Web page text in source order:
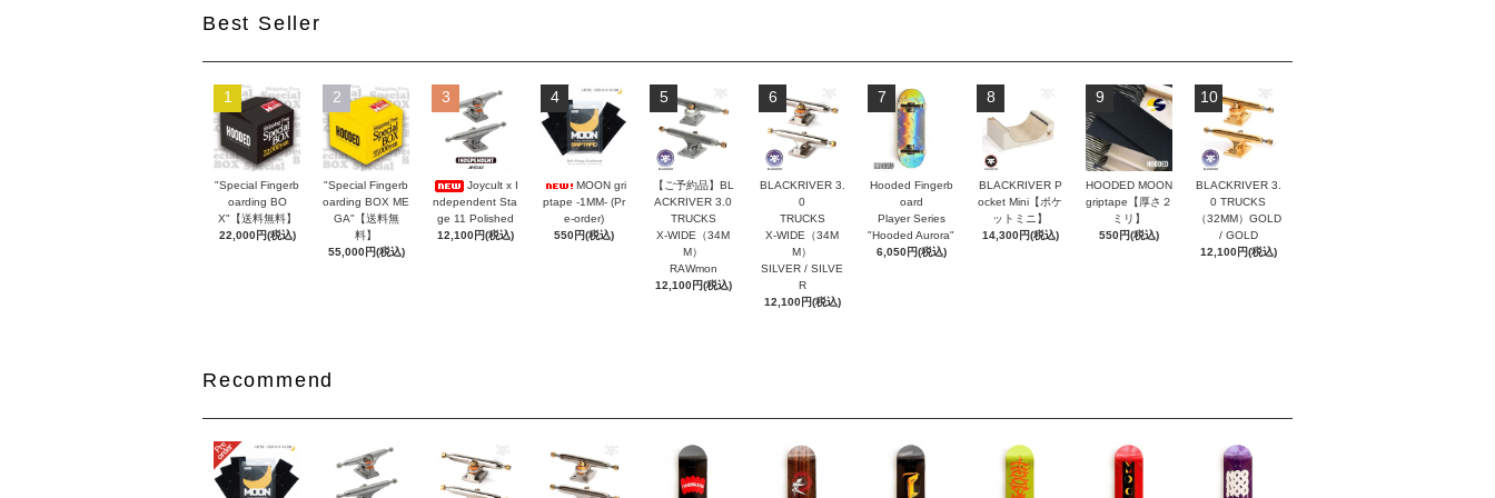
Best Seller
1
"Special Fingerb
oarding BO
X"【送料無料】
22,000円(税込)
2
"Special Fingerb
oarding BOX ME
GA"【送料無
料】
55,000円(税込)
3
Joycult x I
ndependent Sta
ge 11 Polished
12,100円(税込)
4
MOON gri
ptape -1MM- (Pr
e-order)
550円(税込)
5
【ご予約品】BL
ACKRIVER 3.0
TRUCKS
X-WIDE（34M
M）
RAWmon
12,100円(税込)
6
BLACKRIVER 3.
0
TRUCKS
X-WIDE（34M
M）
SILVER / SILVE
R
12,100円(税込)
7
Hooded Fingerb
oard
Player Series
"Hooded Aurora"
6,050円(税込)
8
BLACKRIVER P
ocket Mini【ポケ
ットミニ】
14,300円(税込)
9
HOODED MOON
griptape【厚さ２
ミリ】
550円(税込)
10
BLACKRIVER 3.
0 TRUCKS
（32MM）GOLD
/ GOLD
12,100円(税込)
Recommend